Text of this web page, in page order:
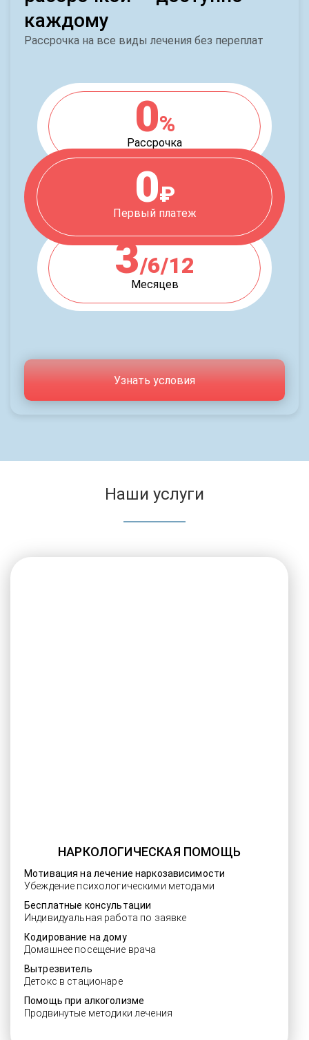
каждому
Рассрочка на все виды лечения без переплат
0%
Рассрочка
0₽
Первый платеж
3/6/12
Месяцев
Узнать условия
Наши услуги
НАРКОЛОГИЧЕСКАЯ ПОМОЩЬ
Мотивация на лечение наркозависимости
Убеждение психологическими методами
Бесплатные консультации
Индивидуальная работа по заявке
Кодирование на дому
Домашнее посещение врача
Вытрезвитель
Детокс в стационаре
Помощь при алкоголизме
Продвинутые методики лечения